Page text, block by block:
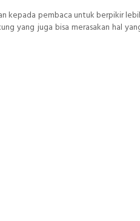
kepada pembaca untuk berpikir
yang juga bisa merasakan hal